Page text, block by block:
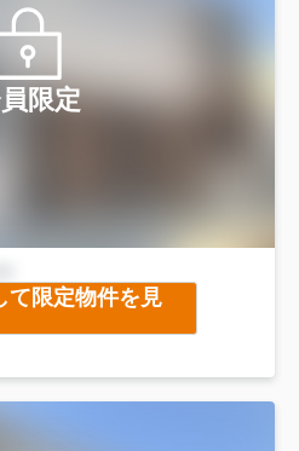
限定
て限定物件を見